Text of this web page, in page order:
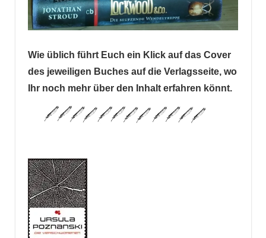
Wie üblich führt Euch ein Klick auf das Cover
des jeweiligen Buches auf die Verlagsseite, wo
Ihr noch mehr über den Inhalt erfahren könnt.